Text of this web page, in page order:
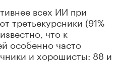
всех ИИ при
третьекурсники (91%
что к
особенно часто
и хорошисты: 88 и